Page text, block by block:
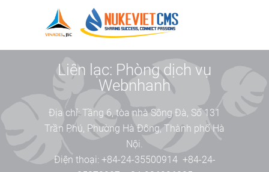
Liên lạc: Phòng dịch vụ
Webnhanh
Địa chỉ: Tầng 6, tòa nhà Sông Đà, Số 131
Trần Phú, Phường Hà Đông, Thành phố Hà
Nội.
Điện thoại: +84-24-35500914 +84-24-